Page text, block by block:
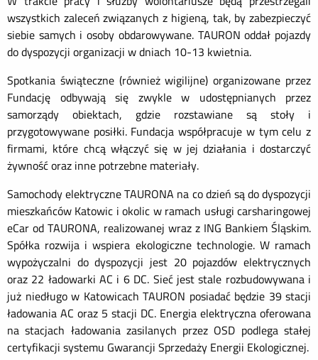
wszystkich zaleceń związanych z higieną, tak, by zabezpieczyć
siebie samych i osoby obdarowywane. TAURON oddał pojazdy
do dyspozycji organizacji w dniach 10-13 kwietnia.
Spotkania świąteczne (również wigilijne) organizowane przez
Fundację odbywają się zwykle w udostępnianych przez
samorządy obiektach, gdzie rozstawiane są stoły i
przygotowywane posiłki. Fundacja współpracuje w tym celu z
firmami, które chcą włączyć się w jej działania i dostarczyć
żywność oraz inne potrzebne materiały.
Samochody elektryczne TAURONA na co dzień są do dyspozycji
mieszkańców Katowic i okolic w ramach usługi carsharingowej
eCar od TAURONA, realizowanej wraz z ING Bankiem Śląskim.
Spółka rozwija i wspiera ekologiczne technologie. W ramach
wypożyczalni do dyspozycji jest 20 pojazdów elektrycznych
oraz 22 ładowarki AC i 6 DC. Sieć jest stale rozbudowywana i
już niedługo w Katowicach TAURON posiadać będzie 39 stacji
ładowania AC oraz 5 stacji DC. Energia elektryczna oferowana
na stacjach ładowania zasilanych przez OSD podlega stałej
certyfikacji systemu Gwarancji Sprzedaży Energii Ekologicznej.